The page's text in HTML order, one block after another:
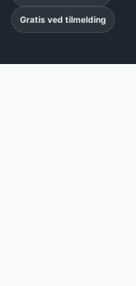
Gratis ved tilmelding